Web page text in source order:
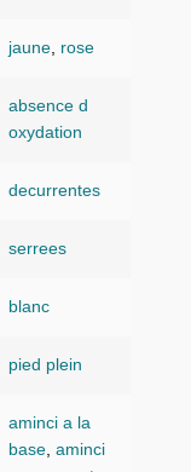
jaune rose
absence d
oxydation
decurrentes
serrees
blanc
pied plein
aminci a la
base aminci